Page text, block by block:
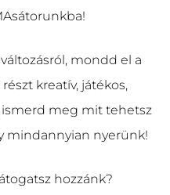
mondd el a
kreatív, játékos,
meg mit tehetsz
mindannyian nyerünk!
hozzánk?